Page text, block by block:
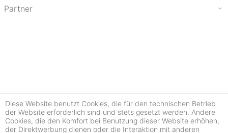
Partner
Diese Website benutzt Cookies, die für den technischen Betrieb
der Website erforderlich sind und stets gesetzt werden. Andere
Cookies, die den Komfort bei Benutzung dieser Website erhöhen,
der Direktwerbung dienen oder die Interaktion mit anderen